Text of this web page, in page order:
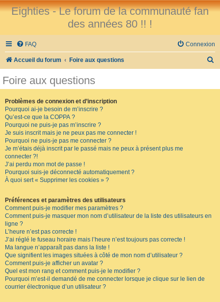
Eighties - Le forum de la communauté fan
des années 80 !! !
FAQ Connexion
Accueil du forum Foire aux questions
Foire aux questions
Problèmes de connexion et d’inscription
Pourquoi ai-je besoin de m’inscrire ?
Qu’est-ce que la COPPA ?
Pourquoi ne puis-je pas m’inscrire ?
Je suis inscrit mais je ne peux pas me connecter !
Pourquoi ne puis-je pas me connecter ?
Je m’étais déjà inscrit par le passé mais ne peux à présent plus me
connecter ?!
J’ai perdu mon mot de passe !
Pourquoi suis-je déconnecté automatiquement ?
À quoi sert « Supprimer les cookies » ?
Préférences et paramètres des utilisateurs
Comment puis-je modifier mes paramètres ?
Comment puis-je masquer mon nom d’utilisateur de la liste des utilisateurs en
ligne ?
L’heure n’est pas correcte !
J’ai réglé le fuseau horaire mais l’heure n’est toujours pas correcte !
Ma langue n’apparaît pas dans la liste !
Que signifient les images situées à côté de mon nom d’utilisateur ?
Comment puis-je afficher un avatar ?
Quel est mon rang et comment puis-je le modifier ?
Pourquoi m’est-il demandé de me connecter lorsque je clique sur le lien de
courrier électronique d’un utilisateur ?